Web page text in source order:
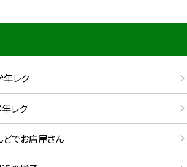
レク
レク
でお店屋さん